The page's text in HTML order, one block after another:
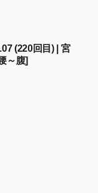
(220回目) | 宮
～腹]